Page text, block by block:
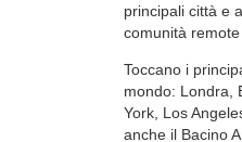
principali città e
comunità
Toccano i
mondo: Londra,
York, Los
anche il Bacino